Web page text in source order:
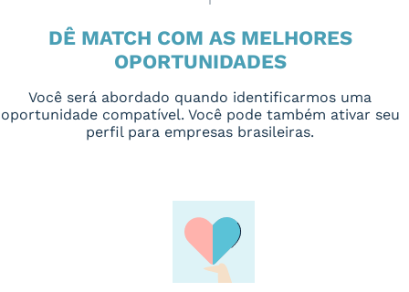
DÊ MATCH COM AS MELHORES
OPORTUNIDADES
Você será abordado quando identificarmos uma
oportunidade compatível. Você pode também ativar seu
perfil para empresas brasileiras.